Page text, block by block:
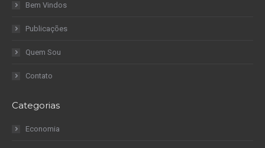
Bem Vindos
Publicações
Quem Sou
Contato
Categorias
Economia